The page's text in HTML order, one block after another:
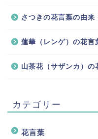
さつきの花言葉の由来
蓮華（レンゲ）の花言
山茶花（サザンカ）
カテゴリー
花言葉